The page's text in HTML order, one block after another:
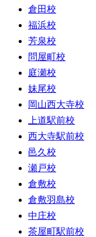
倉田校
福浜校
芳泉校
問屋町校
庭瀬校
妹尾校
岡山西大寺校
上道駅前校
西大寺駅前校
邑久校
瀬戸校
倉敷校
倉敷羽島校
中庄校
茶屋町駅前校